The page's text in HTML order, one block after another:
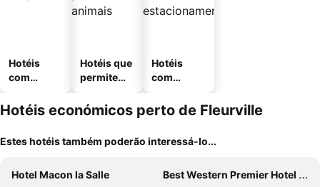
Hotéis
com
Hotéis que
permitem
Hotéis
com
mento
Hotéis económicos perto de Fleurville
Estes hotéis também poderão interessá-lo...
Hotel Macon la Salle
Best Western Premier Hotel & Spa Les Sept Fontaines